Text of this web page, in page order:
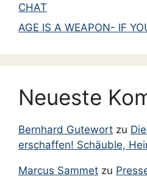
CHAT
AGE IS A WEAPON- IF
Neueste
Bernhard Gutewort zu
erschaffen! Schäuble,
Marcus Sammet zu